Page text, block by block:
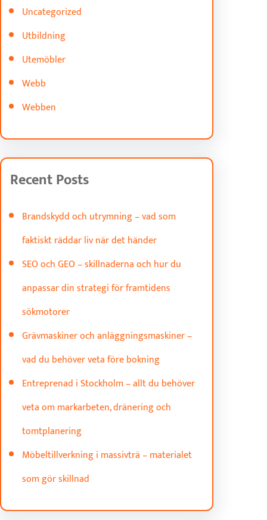
Uncategorized
Utbildning
Utemöbler
Webb
Webben
Recent Posts
Brandskydd och utrymning – vad som
faktiskt räddar liv när det händer
SEO och GEO – skillnaderna och hur du
anpassar din strategi för framtidens
sökmotorer
Grävmaskiner och anläggningsmaskiner –
vad du behöver veta före bokning
Entreprenad i Stockholm – allt du behöver
veta om markarbeten, dränering och
tomtplanering
Möbeltillverkning i massivträ – materialet
som gör skillnad